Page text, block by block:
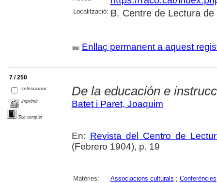
Localització: B. Centre de Lectura de
Enllaç permanent a aquest
7 / 250
seleccionar
imprimir
Text complet
De la educación e
Batet i Paret, Joaquim
En: Revista del Centro de
(Febrero 1904), p. 19
Matèries: Associacions culturals ; Conferències